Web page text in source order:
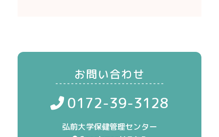
お問い合わせ
0172-39-3128
弘前大学保健管理センター